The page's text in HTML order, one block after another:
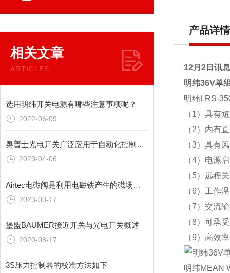
相关文章
ARTICLES
选用明纬开关电源有哪些注意事项呢？
2022-06-09
奥普士光电开关广泛应用于自动化控制和安全保护领域
2023-04-06
Airtec电磁阀是利用电磁铁产生的磁场来控制介质的通断
2023-03-17
堡盟BAUMER接近开关与光电开关概述
2020-08-17
3S压力控制器的校准方法如下
产品详情
12月2日讯
明纬36V单
明纬LRS-
（1）具有
（2）内有
（3）具有
（4）电源
（5）远程
（6）工作
（7）交流
（8）可承
（9）高效
明纬MEAN